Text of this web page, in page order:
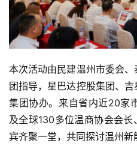
本次活动由民建温州市委会
团指导，星巴达控股集团、
集团协办。来自省内近20家
及全球130多位温商协会会
宾齐聚一堂，共同探讨温州新